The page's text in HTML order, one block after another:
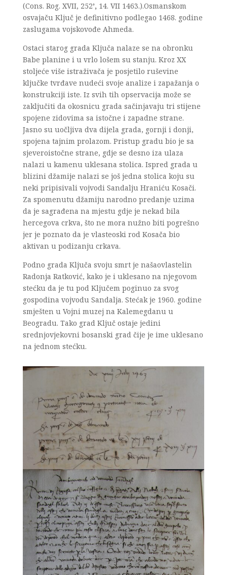
(Cons. Rog. XVII, 252’, 14. VII 1463.).Osmanskom
osvajaču Ključ je definitivno podlegao 1468. godine
zaslugama vojskovođe Ahmeda.
Ostaci starog grada Ključa nalaze se na obronku
Babe planine i u vrlo lošem su stanju. Kroz XX
stoljeće više istraživača je posjetilo ruševine
ključke tvrđave nudeći svoje analize i zapažanja o
konstrukciji iste. Iz svih tih opservacija može se
zaključiti da okosnicu grada sačinjavaju tri stijene
spojene zidovima sa istočne i zapadne strane.
Jasno su uočljiva dva dijela grada, gornji i donji,
spojena tajnim prolazom. Pristup gradu bio je sa
sjeveroistočne strane, gdje se desno iza ulaza
nalazi u kamenu uklesana stolica. Ispred grada u
blizini džamije nalazi se još jedna stolica koju su
neki pripisivali vojvodi Sandalju Hraniću Kosači.
Za spomenutu džamiju narodno predanje uzima
da je sagrađena na mjestu gdje je nekad bila
hercegova crkva, što ne mora nužno biti pogrešno
jer je poznato da je vlasteoski rod Kosača bio
aktivan u podizanju crkava.
Podno grada Ključa svoju smrt je našaovlastelin
Radonja Ratković, kako je i uklesano na njegovom
stećku da je tu pod Ključem poginuo za svog
gospodina vojvodu Sandalja. Stećak je 1960. godine
smješten u Vojni muzej na Kalemegdanu u
Beogradu. Tako grad Ključ ostaje jedini
srednjovjekovni bosanski grad čije je ime uklesano
na jednom stećku.